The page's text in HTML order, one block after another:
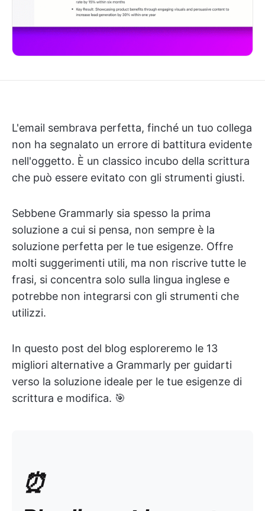
L'email sembrava perfetta, finché un tuo collega
non ha segnalato un errore di battitura evidente
nell'oggetto. È un classico incubo della scrittura
che può essere evitato con gli strumenti giusti.
Sebbene Grammarly sia spesso la prima
soluzione a cui si pensa, non sempre è la
soluzione perfetta per le tue esigenze. Offre
molti suggerimenti utili, ma non riscrive tutte le
frasi, si concentra solo sulla lingua inglese e
potrebbe non integrarsi con gli strumenti che
utilizzi.
In questo post del blog esploreremo le 13
migliori alternative a Grammarly per guidarti
verso la soluzione ideale per le tue esigenze di
scrittura e modifica. 🎯
⏰